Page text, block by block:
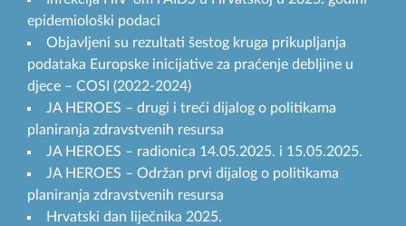
epidemiološki podaci
Objavljeni su rezultati šestog kruga prikupljanja
podataka Europske inicijative za praćenje debljine u
djece – COSI (2022-2024)
JA HEROES – drugi i treći dijalog o politikama
planiranja zdravstvenih resursa
JA HEROES – radionica 14.05.2025. i 15.05.2025.
JA HEROES – Održan prvi dijalog o politikama
planiranja zdravstvenih resursa
Hrvatski dan liječnika 2025.